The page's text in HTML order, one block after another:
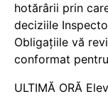
hotărârii prin
deciziile
Obligațiile vă
conformat
ULTIMĂ ORĂ